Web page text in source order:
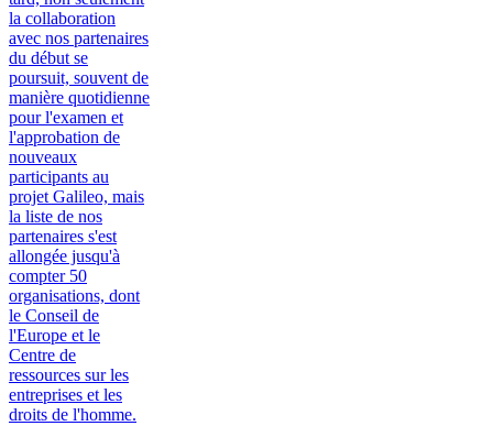
la collaboration
avec nos partenaires
du début se
poursuit, souvent de
manière quotidienne
pour l'examen et
l'approbation de
nouveaux
participants au
projet Galileo, mais
la liste de nos
partenaires s'est
allongée jusqu'à
compter 50
organisations, dont
le Conseil de
l'Europe et le
Centre de
ressources sur les
entreprises et les
droits de l'homme.